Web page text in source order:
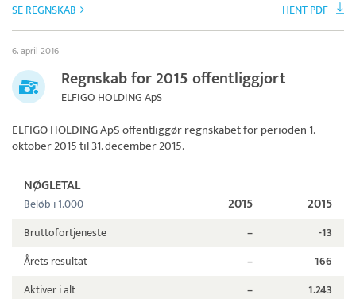
SE REGNSKAB HENT PDF
6. april 2016
Regnskab for 2015 offentliggjort
ELFIGO HOLDING ApS
ELFIGO HOLDING ApSoffentliggør regnskabet for perioden 1.
oktober 2015 til 31. december 2015.
NØGLETAL
Beløb i 1.000 2015 2015
Bruttofortjeneste –
-13
Årets resultat
–
166
Aktiver i alt
–
1.243